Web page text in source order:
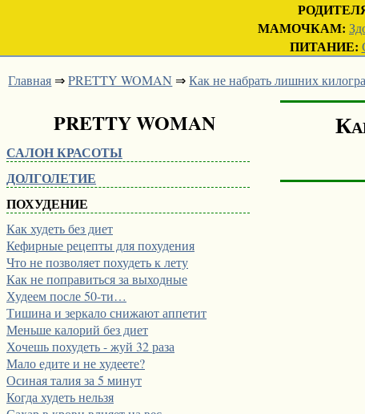
МАМОЧКАМ:
ПИТАНИЕ:
Главная ⇒PRETTY WOMAN ⇒Как не набрать лишних
PRETTY WOMAN
САЛОН КРАСОТЫ
ДОЛГОЛЕТИЕ
ПОХУДЕНИЕ
Как худеть без диет
Кефирные рецепты для похудения
Что не позволяет похудеть к лету
Как не поправиться за выходные
Худеем после 50-ти…
Тишина и зеркало снижают аппетит
Меньше калорий без диет
Хочешь похудеть - жуй 32 раза
Мало едите и не худеете?
Осиная талия за 5 минут
Когда худеть нельзя